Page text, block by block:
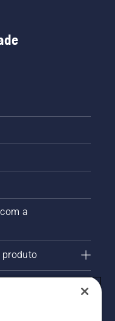
a
produto